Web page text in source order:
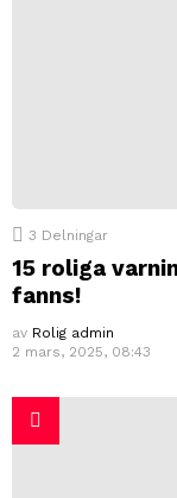
3 Delningar
15 roliga
fanns!
av Rolig admin
2 mars, 2025, 08:43